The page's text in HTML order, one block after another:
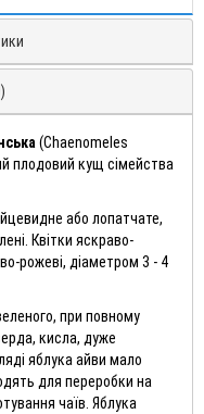
(Chaenomeles
плодовий кущ сімейства
або лопатчате,
Квітки яскраво-
рожеві, діаметром 3 - 4
при повному
кисла, дуже
яблука айви мало
для переробки на
чаїв. Яблука